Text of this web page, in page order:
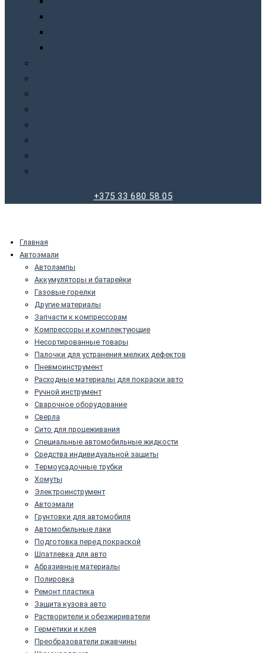
+375 33 680 58 05
Главная
Автоэмали
Автолампы
Аккумуляторы и батарейки
Газовые горелки
Другие материалы
Запчасти к компрессорам
Компрессоры и комплектующие
Несортированные товары
Палочки для устранения мелких дефектов
Пневмоинструмент
Расходные материалы для покраски авто
Ручной инструмент
Сварочное оборудование
Сверла
Сито для процеживания
Специальные автомобильные жидкости
Средства индивидуальной защиты
Термоусадочные трубки
Хомуты
Электроинструмент
Автоэмали
Грунтовки для автомобиля
Автомобильные лаки
Подготовка перед покраской
Шпатлевка для авто
Абразивные материалы
Полировка
Ремонт пластика
Защита кузова авто
Растворители и обезжириватели
Герметики и клея
Преобразователи ржавчины